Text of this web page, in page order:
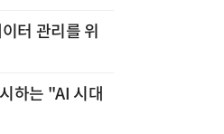
터 관리를 위
하는 "AI 시대